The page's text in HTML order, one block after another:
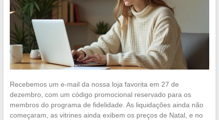
Recebemos um e-mail da nossa loja favorita em 27 de
dezembro, com um código promocional reservado para os
membros do programa de fidelidade. As liquidações ainda não
começaram, as vitrines ainda exibem os preços de Natal, e no